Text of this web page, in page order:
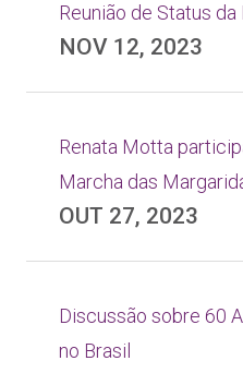
Reunião de Status
NOV 12, 2023
Renata Motta
Marcha das
OUT 27, 2023
Discussão sobre 60
no Brasil